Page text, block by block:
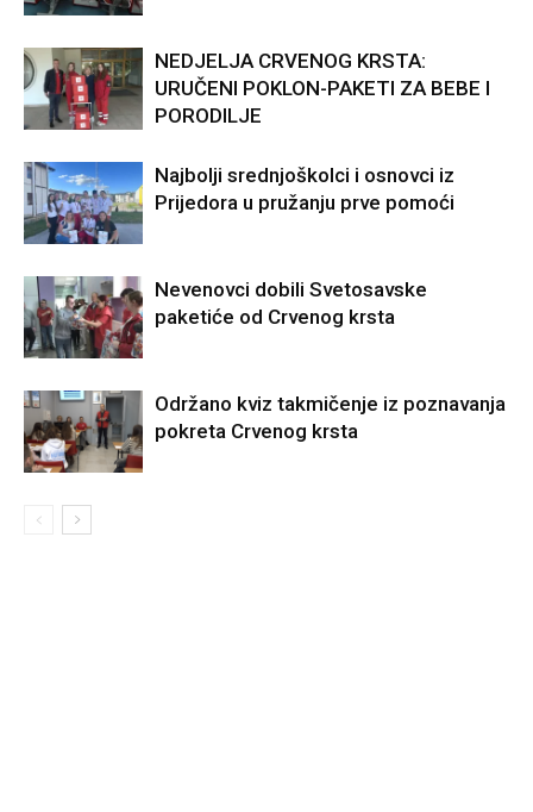
NEDJELJA CRVENOG KRSTA:
URUČENI POKLON-PAKETI ZA BEBE I
PORODILJE
Najbolji srednjoškolci i osnovci iz
Prijedora u pružanju prve pomoći
Nevenovci dobili Svetosavske
paketiće od Crvenog krsta
Održano kviz takmičenje iz poznavanja
pokreta Crvenog krsta